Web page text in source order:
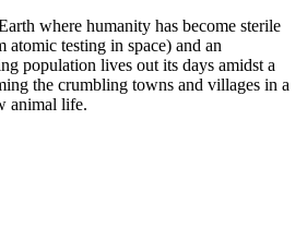
where humanity has become sterile
atomic testing in space) and an
population lives out its days amidst a
the crumbling towns and villages in a
animal life.